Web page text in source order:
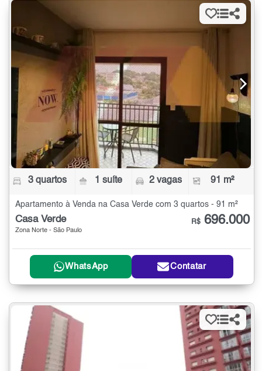
3 quartos 1 suíte 2 vagas 91 m²
Apartamento à Venda na Casa Verde com 3 quartos - 91 m²
Casa Verde
Zona Norte - São Paulo
R$ 696.000
WhatsApp Contatar